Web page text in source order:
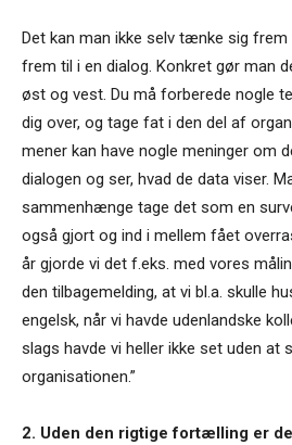
Det kan man ikke selv tænke sig frem
frem til i en dialog. Konkret gør man
øst og vest. Du må forberede nogle
dig over, og tage fat i den del af
mener kan have nogle meninger om
dialogen og ser, hvad de data viser.
sammenhænge tage det som en
også gjort og ind i mellem fået
år gjorde vi det f.eks. med vores
den tilbagemelding, at vi bl.a. skulle
engelsk, når vi havde udenlandske
slags havde vi heller ikke set uden at
organisationen.”
2. Uden den rigtige fortælling er